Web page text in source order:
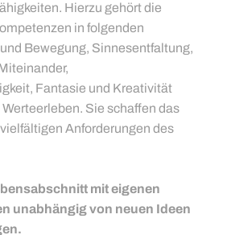
Hierzu gehört die
in folgenden
Bewegung, Sinnesentfaltung,
Fantasie und Kreativität
Sie schaffen das
Anforderungen des
mit eigenen
unabhängig von neuen Ideen